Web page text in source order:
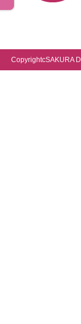
CopyrightcSAKURA